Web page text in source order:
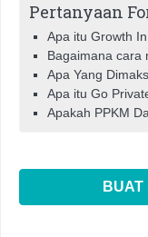
Pertanyaan
Apa itu Growth
Bagaimana cara
Apa Yang
Apa itu Go
Apakah PPKM
BUAT